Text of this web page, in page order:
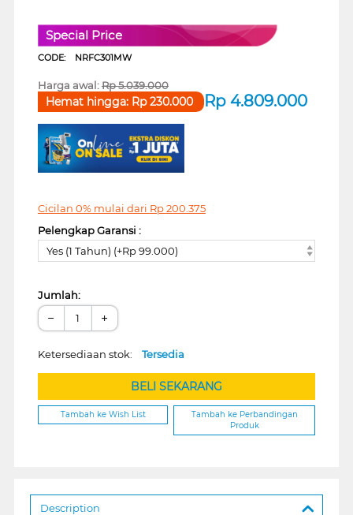
Special Price
CODE: NRFC301MW
Harga awal:Rp5.039.000
Rp 4.809.000
Hemat hingga: Rp230.000
Cicilan 0% mulai dari Rp200.375
Pelengkap Garansi :
Yes (1 Tahun) (+Rp 99.000)
Jumlah:
− +
Ketersediaan stok: Tersedia
BELI SEKARANG
Tambah ke Wish List
Tambah ke Perbandingan
Produk
Description